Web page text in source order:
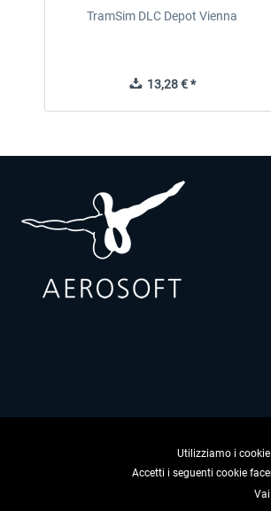
TramSim DLC Depot Vienna
13,28 € *
Utilizziamo i
Accetti i seguenti cookie